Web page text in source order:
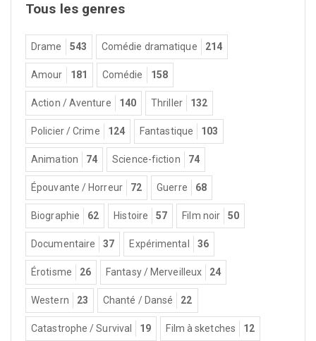
Tous les genres
Drame 543 Comédie dramatique 214
Amour 181 Comédie 158
Action / Aventure 140 Thriller 132
Policier / Crime 124 Fantastique 103
Animation 74 Science-fiction 74
Épouvante / Horreur 72 Guerre 68
Biographie 62 Histoire 57 Film noir 50
Documentaire 37 Expérimental 36
Érotisme 26 Fantasy / Merveilleux 24
Western 23 Chanté / Dansé 22
Catastrophe / Survival 19 Film à sketches 12